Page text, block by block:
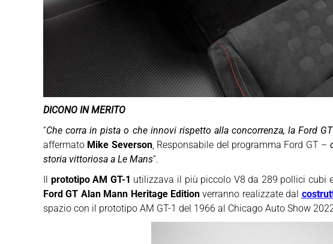
DICONO IN MERITO
“Che corra in pista o che innovi rispetto alla concorrenza, la Ford
affermato Mike Severson, Responsabile del programma Ford GT –
storia vittoriosa a Le Mans“.
Il prototipo AM GT-1 utilizzava il più piccolo V8 da 289 pollici cubi
Ford GT Alan Mann Heritage Editionverranno realizzate dal
spazio con il prototipo AM GT-1 del 1966 al Chicago Auto Show